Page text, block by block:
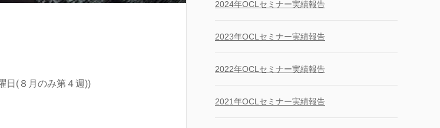
日(８月のみ第４週))
2024年OCLセミナー実績報告
2023年OCLセミナー実績報告
2022年OCLセミナー実績報告
2021年OCLセミナー実績報告